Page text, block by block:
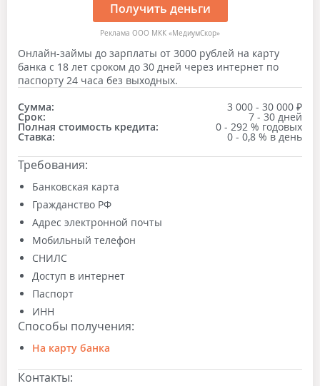
Получить деньги
Реклама ООО МКК «МедиумСкор»
Онлайн-займы до зарплаты от 3000 рублей на карту
банка с 18 лет сроком до 30 дней через интернет по
паспорту 24 часа без выходных.
Сумма:
3 000 - 30 000 ₽
Срок: 7 - 30 дней
Полная стоимость кредита: 0 - 292 % годовых
Ставка: 0 - 0,8 % в день
Требования:
Банковская карта
Гражданство РФ
Адрес электронной почты
Мобильный телефон
СНИЛС
Доступ в интернет
Паспорт
ИНН
Способы получения:
На карту банка
Контакты: